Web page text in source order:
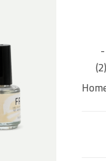
Body Care Tools & Accessories -
2